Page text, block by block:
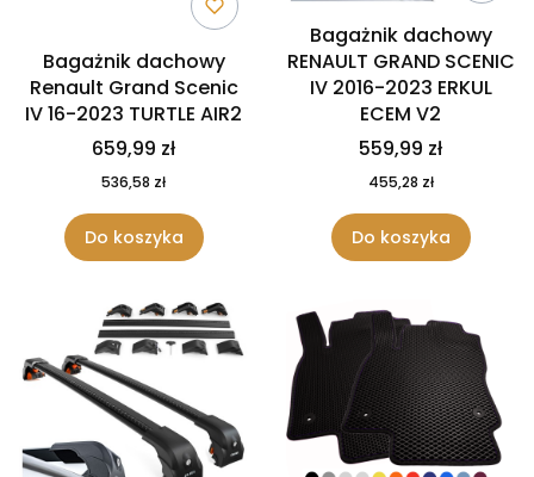
Bagażnik dachowy
Renault Grand Scenic
IV 16-2023 TURTLE AIR2
659,99 zł
536,58 zł
Do koszyka
Bagażnik dachowy
RENAULT GRAND SCENIC
IV 2016-2023 ERKUL
ECEM V2
559,99 zł
455,28 zł
Do koszyka